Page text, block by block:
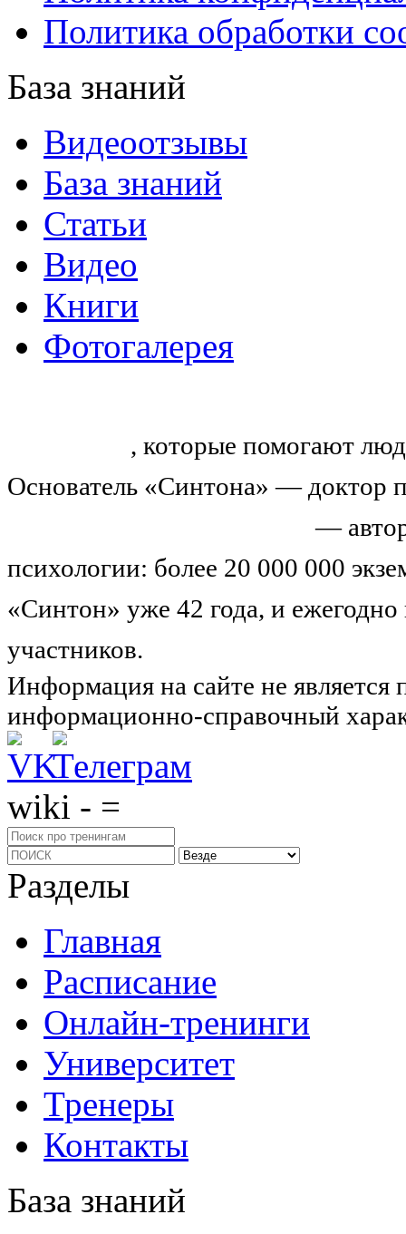
Политика обработки
База знаний
Видеоотзывы
База знаний
Статьи
Видео
Книги
Фотогалерея
, которые помогают
Основатель «Синтона» — доктор
—
психологии: более 20 000 000
«Синтон» уже 42 года, и
участников.
Информация на сайте не
информационно-справочный
wiki - =
Разделы
Главная
Расписание
Онлайн-тренинги
Университет
Тренеры
Контакты
База знаний